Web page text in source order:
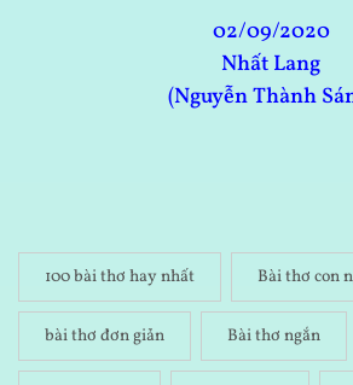
02/09/2020
Nhất Lang
(Nguyễn Thành
100 bài thơ hay nhất Bài thơ con
bài thơ đơn giản Bài thơ ngắn